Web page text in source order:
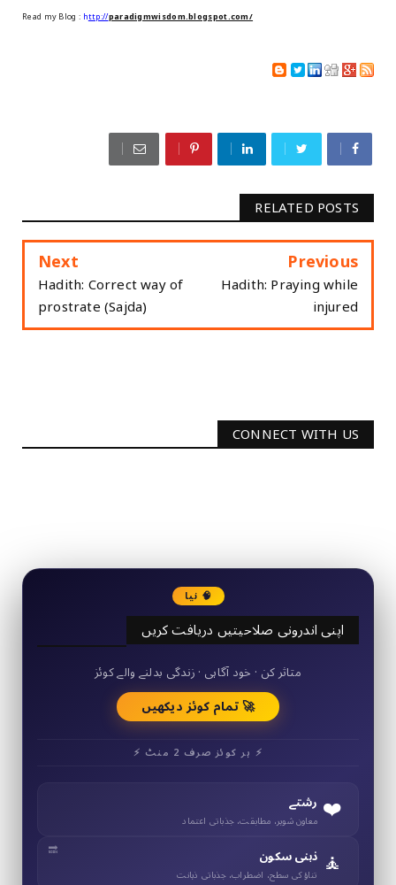
Read my Blog : http://paradigmwisdom.blogspot.com/
RELATED POSTS
Previous
Hadith: Praying while
injured
Next
Hadith: Correct way of
prostrate (Sajda)
CONNECT WITH US
🧠 نیا
اپنی اندرونی صلاحیتیں دریافت کریں
50+ مختصر کوئز
متاثر کن · خود آگاہی · زندگی بدلنے والے کوئز
🚀 تمام کوئز دیکھیں
⚡ ہر کوئز صرف 2 منٹ ⚡
❤️ رشتے
معاون شوہر، مطابقت، جذباتی اعتماد
🧘 ذہنی سکون
تناؤ کی سطح، اضطراب، جذباتی ذہانت